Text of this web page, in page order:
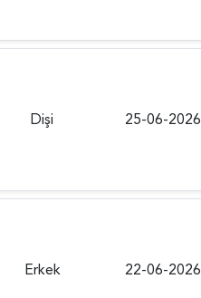
Dişi 25-06-2026
Erkek 22-06-2026